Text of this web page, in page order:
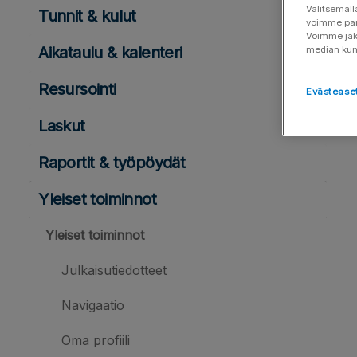
Tunnit & kulut
Aikataulu & kalenteri
Resursointi
Laskut
Raportit & työpöydät
Yleiset toiminnot
Yleiset toiminnot
Julkaisutiedotteet
Navigaatio
Oma profiili
voimme
Voimme
median